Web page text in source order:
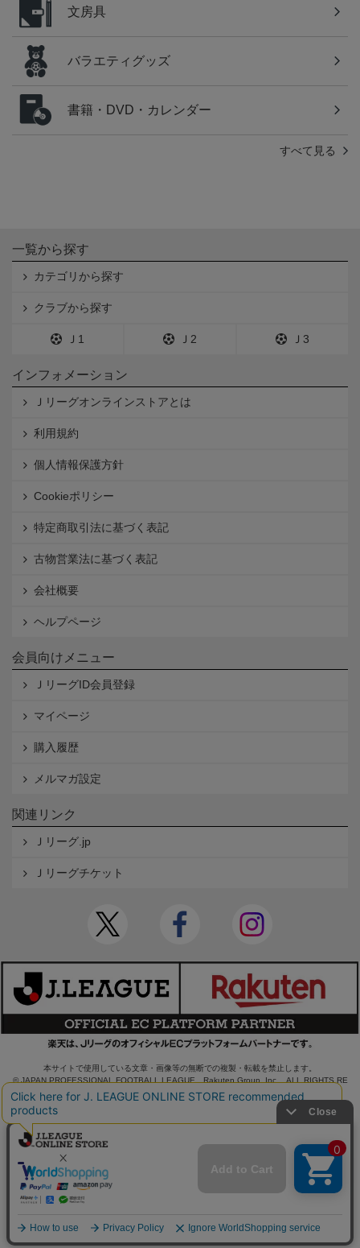
文房具
バラエティグッズ
書籍・DVD・カレンダー
すべて見る
一覧から探す
カテゴリから探す
クラブから探す
Ｊ1 Ｊ2 Ｊ3
インフォメーション
Ｊリーグオンラインストアとは
利用規約
個人情報保護方針
Cookieポリシー
特定商取引法に基づく表記
古物営業法に基づく表記
会社概要
ヘルプページ
会員向けメニュー
ＪリーグID会員登録
マイページ
購入履歴
メルマガ設定
関連リンク
Ｊリーグ.jp
Ｊリーグチケット
本サイトで使用している文章・画像等の無断での複製・転載を禁止します。
© JAPAN PROFESSIONAL FOOTBALL LEAGUE Rakuten Group, Inc. ALL RIGHTS RE
SERVED.